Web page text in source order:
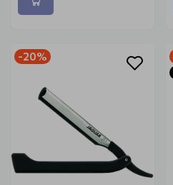
-20%